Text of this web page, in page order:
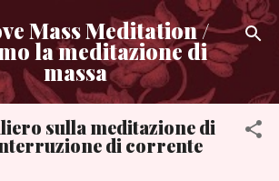
Passa ai contenuti principali
Mass Meditation /
la meditazione di
massa
sulla meditazione di
di corrente